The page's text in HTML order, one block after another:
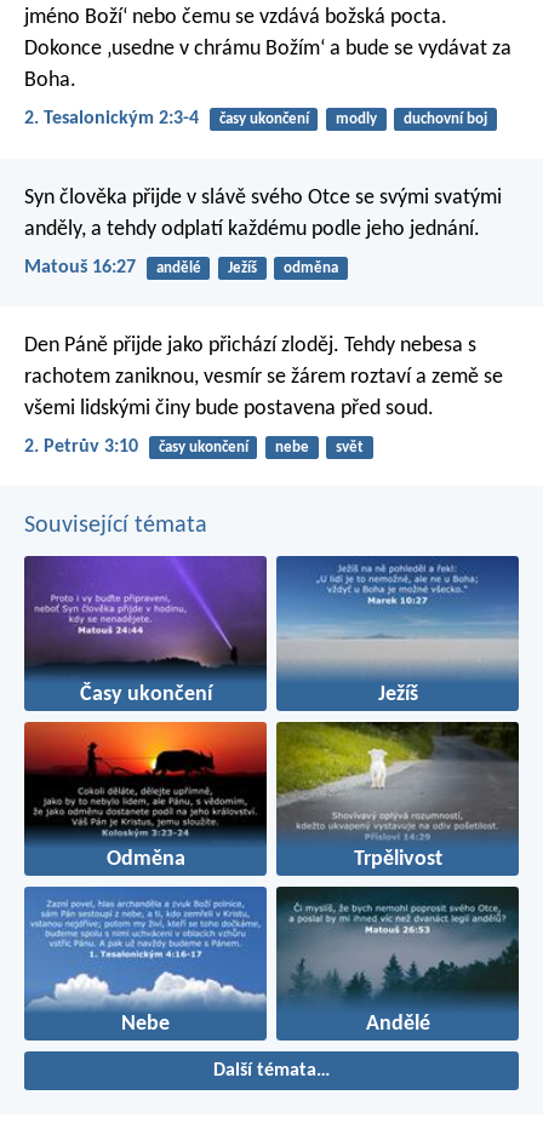
jméno Boží‘ nebo čemu se vzdává božská pocta.
Dokonce ‚usedne v chrámu Božím‘ a bude se vydávat za
Boha.
2. Tesalonickým 2:3-4 časy ukončení modly duchovní boj
Syn člověka přijde v slávě svého Otce se svými svatými
anděly, a tehdy odplatí každému podle jeho jednání.
Matouš 16:27 andělé Ježíš odměna
Den Páně přijde jako přichází zloděj. Tehdy nebesa s
rachotem zaniknou, vesmír se žárem roztaví a země se
všemi lidskými činy bude postavena před soud.
2. Petrův 3:10 časy ukončení nebe svět
Související témata
Časy ukončení Ježíš
Odměna Trpělivost
Nebe Andělé
Další témata…